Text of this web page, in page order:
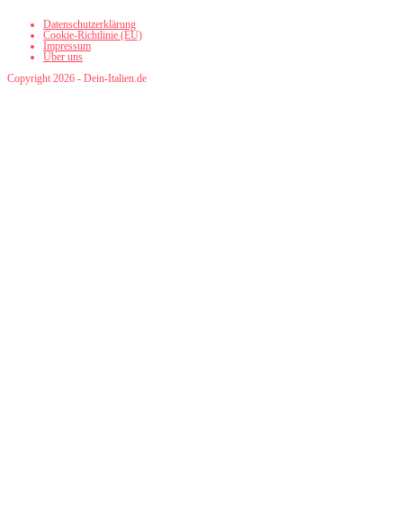
Datenschutzerklärung
Cookie-Richtlinie (EU)
Impressum
Über uns
Copyright 2026 - Dein-Italien.de